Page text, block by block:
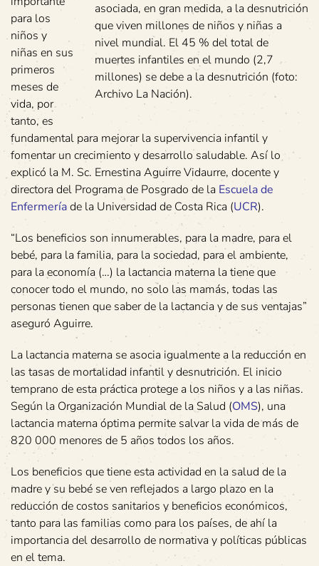
asociada, en gran medida, a la desnutrición
que viven millones de niños y niñas a
nivel mundial. El 45 % del total de
muertes infantiles en el mundo (2,7
millones) se debe a la desnutrición (foto:
Archivo La Nación).
para los
niños y
niñas en sus
primeros
meses de
vida, por
tanto, es
fundamental para mejorar la supervivencia infantil y
fomentar un crecimiento y desarrollo saludable. Así lo
explicó la M. Sc. Ernestina Aguirre Vidaurre, docente y
directora del Programa de Posgrado de la Escuela de
Enfermeríade la Universidad de Costa Rica (UCR).
“Los beneficios son innumerables, para la madre, para el
bebé, para la familia, para la sociedad, para el ambiente,
para la economía (…) la lactancia materna la tiene que
conocer todo el mundo, no solo las mamás, todas las
personas tienen que saber de la lactancia y de sus ventajas”
aseguró Aguirre.
La lactancia materna se asocia igualmente a la reducción en
las tasas de mortalidad infantil y desnutrición. El inicio
temprano de esta práctica protege a los niños y a las niñas.
Según la Organización Mundial de la Salud (OMS), una
lactancia materna óptima permite salvar la vida de más de
820 000 menores de 5 años todos los años.
Los beneficios que tiene esta actividad en la salud de la
madre y su bebé se ven reflejados a largo plazo en la
reducción de costos sanitarios y beneficios económicos,
tanto para las familias como para los países, de ahí la
importancia del desarrollo de normativa y políticas públicas
en el tema.